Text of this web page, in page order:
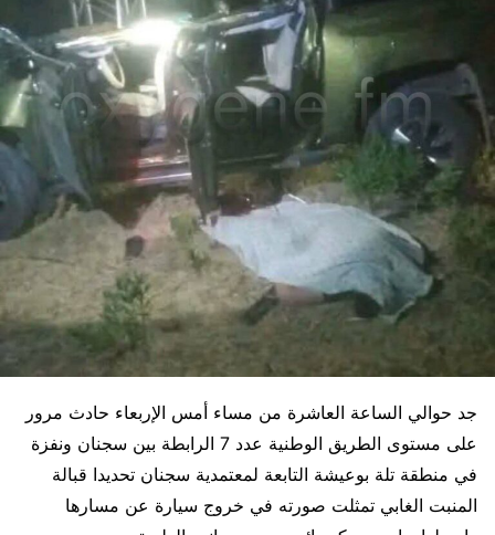
جد حوالي الساعة العاشرة من مساء أمس الإربعاء حادث مرور
على مستوى الطريق الوطنية عدد 7 الرابطة بين سجنان ونفزة
في منطقة تلة بوعيشة التابعة لمعتمدية سجنان تحديدا قبالة
المنبت الغابي تمثلت صورته في خروج سيارة عن مسارها